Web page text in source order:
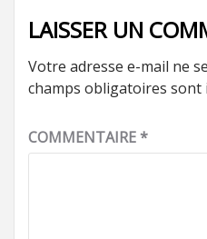
LAISSER UN
Votre adresse e-mail ne
champs obligatoires sont
COMMENTAIRE*